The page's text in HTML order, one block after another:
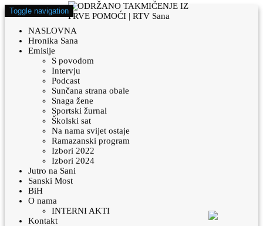
Toggle navigation
NASLOVNA
Hronika Sana
Emisije
S povodom
Intervju
Podcast
Sunčana strana obale
Snaga žene
Sportski žurnal
Školski sat
Na nama svijet ostaje
Ramazanski program
Izbori 2022
Izbori 2024
Jutro na Sani
Sanski Most
BiH
O nama
INTERNI AKTI
Kontakt